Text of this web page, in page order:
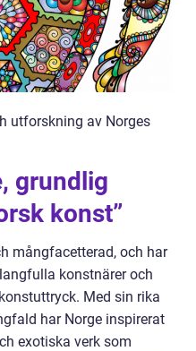
utforskning av Norges
grundlig
konst”
mångfacetterad, och har
konstnärer och
Med sin rika
har Norge inspirerat
exotiska verk som